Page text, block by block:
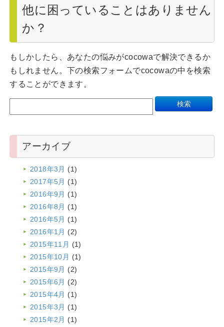
他に困っていることはありません
か？
もしかしたら、あなたの悩みがcocowaで解決できるか
もしれません。下の検索フォームでcocowaの中を検索
することができます。
アーカイブ
2018年3月 (1)
2017年5月 (1)
2016年9月 (1)
2016年8月 (1)
2016年5月 (1)
2016年1月 (2)
2015年11月 (1)
2015年10月 (1)
2015年9月 (2)
2015年6月 (2)
2015年4月 (1)
2015年3月 (1)
2015年2月 (1)